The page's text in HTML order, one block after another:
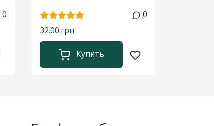
0
0
32.00 грн
Купить